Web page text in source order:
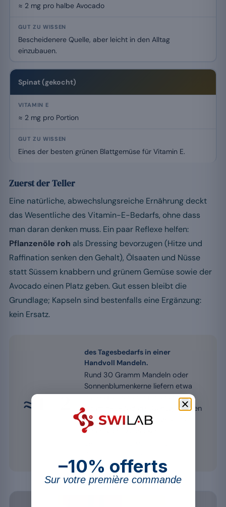
≈ 2 mg pro halbe Avocado
Bescheidenere Quelle, aber leicht in den Alltag
einzubauen.
Spinat (gekocht)
≈ 2 mg pro Portion
Eines der besten grünen Blattgemüse für Vitamin E.
Zuerst der Teller
Eine natürliche, abwechslungsreiche Ernährung deckt
das Wesentliche des Vitamin-E-Bedarfs, ohne dass
man daran denken muss. Ein paar Reflexe helfen:
Pflanzenöle roh als Dressing bevorzugen (Hitze und
Raffination senken den Gehalt), Ölsaaten und Nüsse
statt Süssem knabbern und grünem Gemüse sowie der
Avocado einen Platz geben. Gut essen bleibt die
Grundlage; Kapseln sind bestenfalls eine Ergänzung:
kein Ersatz.
≈ 1 / 2
des Tagesbedarfs in einer
Handvoll Mandeln.
Rund 30 Gramm Mandeln oder
Sonnenblumenkerne liefern etwa
die Hälfte des empfohlenen
Vitamin-E-Bedarfs. Genug, um den
Bedarf mit abwechslungsreichem
Essen leicht zu decken.
–10% offerts
Sur votre première commande